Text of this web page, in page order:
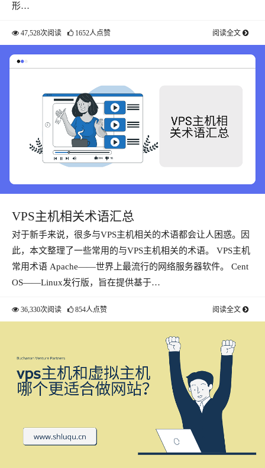
形…
47,528次阅读 1652人点赞 阅读全文
VPS主机相关术语汇总
对于新手来说，很多与VPS主机相关的术语都会让人困惑。因
此，本文整理了一些常用的与VPS主机相关的术语。 VPS主机
常用术语 Apache——世界上最流行的网络服务器软件。 Cent
OS——Linux发行版，旨在提供基于…
36,330次阅读 854人点赞 阅读全文